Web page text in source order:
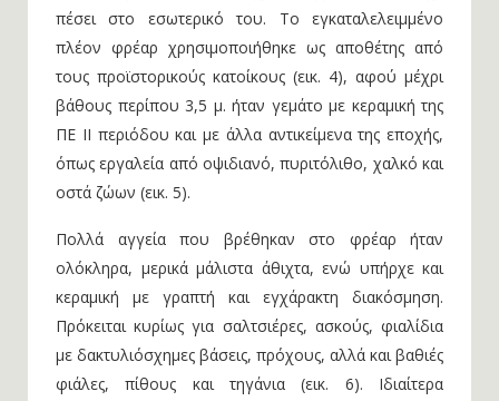
πέσει στο εσωτερικό του. Το εγκαταλελειμμένο
πλέον φρέαρ χρησιμοποιήθηκε ως αποθέτης από
τους προϊστορικούς κατοίκους (εικ. 4), αφού μέχρι
βάθους περίπου 3,5 μ. ήταν γεμάτο με κεραμική της
ΠΕ ΙΙ περιόδου και με άλλα αντικείμενα της εποχής,
όπως εργαλεία από οψιδιανό, πυριτόλιθο, χαλκό και
οστά ζώων (εικ. 5).
Πολλά αγγεία που βρέθηκαν στο φρέαρ ήταν
ολόκληρα, μερικά μάλιστα άθιχτα, ενώ υπήρχε και
κεραμική με γραπτή και εγχάρακτη διακόσμηση.
Πρόκειται κυρίως για σαλτσιέρες, ασκούς, φιαλίδια
με δακτυλιόσχημες βάσεις, πρόχους, αλλά και βαθιές
φιάλες, πίθους και τηγάνια (εικ. 6). Ιδιαίτερα